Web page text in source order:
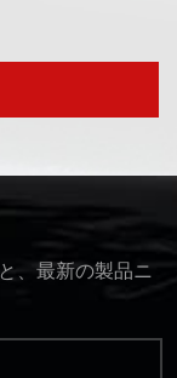
、最新の製品ニ